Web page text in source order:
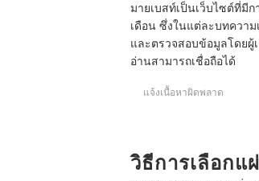
10 แผ่นลอกสิว ยี่ห้อไหนดี ที่
แผ่นลอกสิวใช้ยังไง
มายเบสท์เป็นเว็บไซต์ที่มี
เดือน ซึ่งในแต่ละบทควา
และตรวจสอบข้อมูลโดย
อ่านสามารถเชื่อถือได้
แจ้งเนื้อหาผิดพลาด
วิธีการเลือกแ